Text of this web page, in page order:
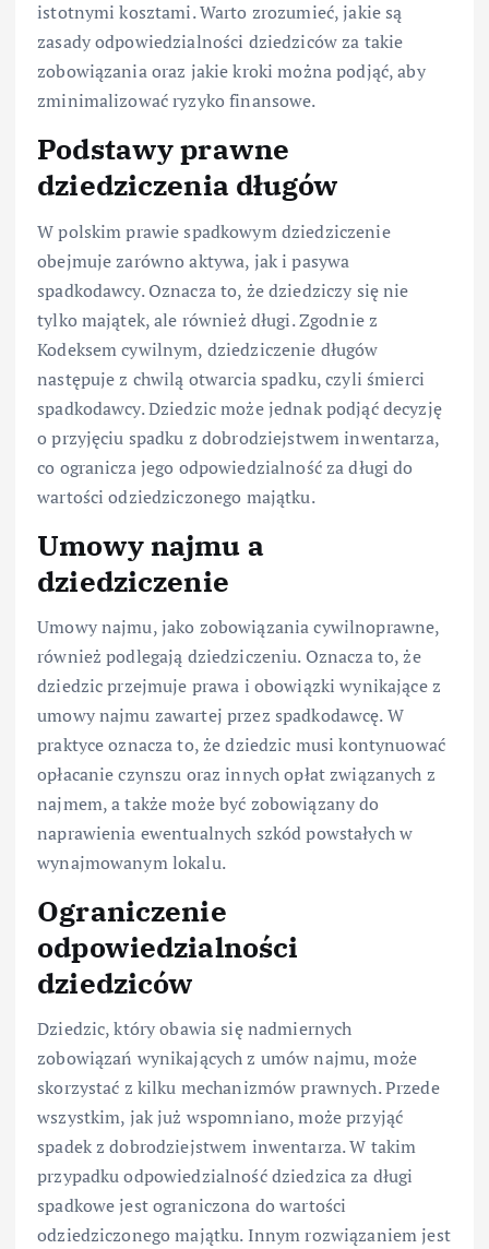
istotnymi kosztami. Warto zrozumieć, jakie są
zasady odpowiedzialności dziedziców za takie
zobowiązania oraz jakie kroki można podjąć, aby
zminimalizować ryzyko finansowe.
Podstawy prawne
dziedziczenia długów
W polskim prawie spadkowym dziedziczenie
obejmuje zarówno aktywa, jak i pasywa
spadkodawcy. Oznacza to, że dziedziczy się nie
tylko majątek, ale również długi. Zgodnie z
Kodeksem cywilnym, dziedziczenie długów
następuje z chwilą otwarcia spadku, czyli śmierci
spadkodawcy. Dziedzic może jednak podjąć decyzję
o przyjęciu spadku z dobrodziejstwem inwentarza,
co ogranicza jego odpowiedzialność za długi do
wartości odziedziczonego majątku.
Umowy najmu a
dziedziczenie
Umowy najmu, jako zobowiązania cywilnoprawne,
również podlegają dziedziczeniu. Oznacza to, że
dziedzic przejmuje prawa i obowiązki wynikające z
umowy najmu zawartej przez spadkodawcę. W
praktyce oznacza to, że dziedzic musi kontynuować
opłacanie czynszu oraz innych opłat związanych z
najmem, a także może być zobowiązany do
naprawienia ewentualnych szkód powstałych w
wynajmowanym lokalu.
Ograniczenie
odpowiedzialności
dziedziców
Dziedzic, który obawia się nadmiernych
zobowiązań wynikających z umów najmu, może
skorzystać z kilku mechanizmów prawnych. Przede
wszystkim, jak już wspomniano, może przyjąć
spadek z dobrodziejstwem inwentarza. W takim
przypadku odpowiedzialność dziedzica za długi
spadkowe jest ograniczona do wartości
odziedziczonego majątku. Innym rozwiązaniem jest